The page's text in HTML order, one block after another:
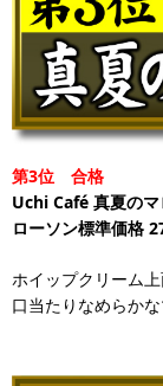
第3位 合格
Uchi Café 真夏の
ローソン標準価格
ホイップクリーム
口当たりなめらか